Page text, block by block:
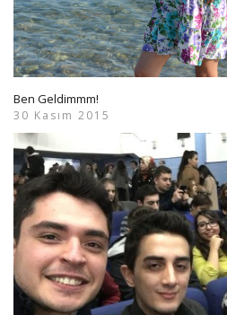
Ben Geldimmm!
30 Kasım 2015